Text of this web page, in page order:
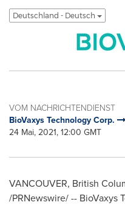
Deutschland - Deutsch
VOM NACHRICHTENDIENST
BioVaxys Technology Corp.
24 Mai, 2021, 12:00 GMT
VANCOUVER, British
/PRNewswire/ -- BioVaxys